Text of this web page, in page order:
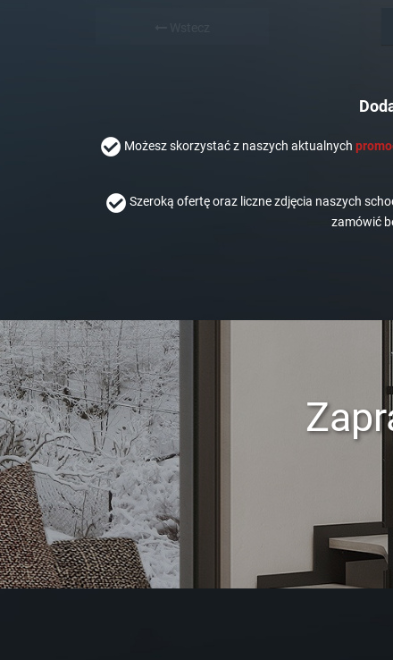
Możesz skorzystać z naszych aktualnych
Szeroką ofertę oraz liczne zdjęcia naszych
zamówić